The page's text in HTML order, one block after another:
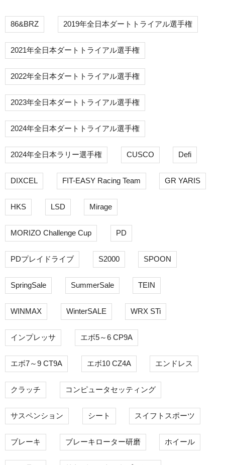
86&BRZ 2019年全日本ダートトライアル選手権
2021年全日本ダートトライアル選手権
2022年全日本ダートトライアル選手権
2023年全日本ダートトライアル選手権
2024年全日本ダートトライアル選手権
2024年全日本ラリー選手権 CUSCO Defi
DIXCEL FIT-EASY Racing Team GR YARIS
HKS LSD Mirage
MORIZO Challenge Cup PD
PDプレイドライブ S2000 SPOON
SpringSale SummerSale TEIN
WINMAX WinterSALE WRX STi
インプレッサ エボ5～6 CP9A
エボ7～9 CT9A エボ10 CZ4A エンドレス
クラッチ コンピュータセッティング
サスペンション シート スイフトスポーツ
ブレーキ ブレーキローター研磨 ホイール